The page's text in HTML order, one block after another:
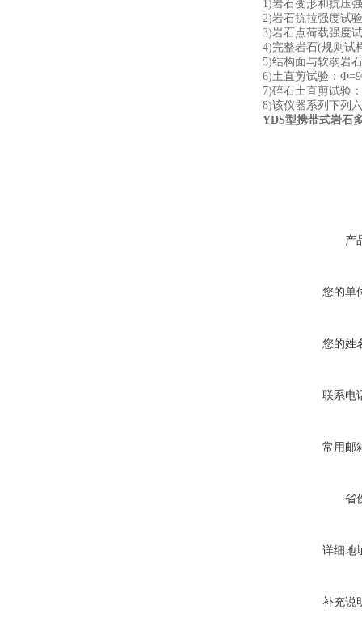
1)岩石变形和抗压
2)岩石抗拉强度试
3)岩石点荷载强度
4)完整岩石(规则试
5)结构面与软弱岩
6)土直剪试验：
7)碎石土直剪试验
8)该仪器系列下列
YDS型携带式岩石
产
您的单
您的姓
联系电
常用邮
省
详细地
补充说